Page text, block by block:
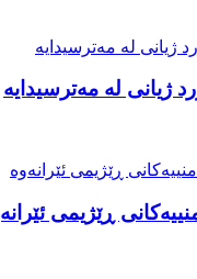
ژیانی لە مەترسیدایە
ڕێژیمی